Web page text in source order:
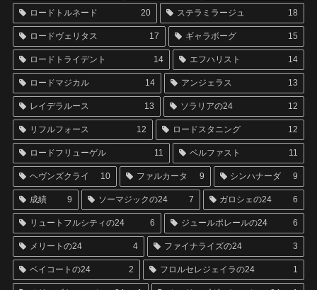
ロードトルネード 20 ステラミラージュ 18
ロードヴェリタス 17 ギャラボーグ 15
ロードトライデント 14 エフハリスト 14
ロードマジカル 14 アンジェラス 13
レイデラルース 13 ソラリアの24 12
リフルフォース 12 ロードスタニング 12
ロードフリューゲル 11 ベルファスト 11
ヘヴンズクライ 10 ファルカータ 9 シンハナーダ 9
成績 9 ソーマジックの24 7 ガロシェの24 6
リュートフルシティの24 6 ジュールポレールの24 6
メリートの24 4 ファイナライズの24 3
ベイコートの24 2 フロルセレジェイラの24 1